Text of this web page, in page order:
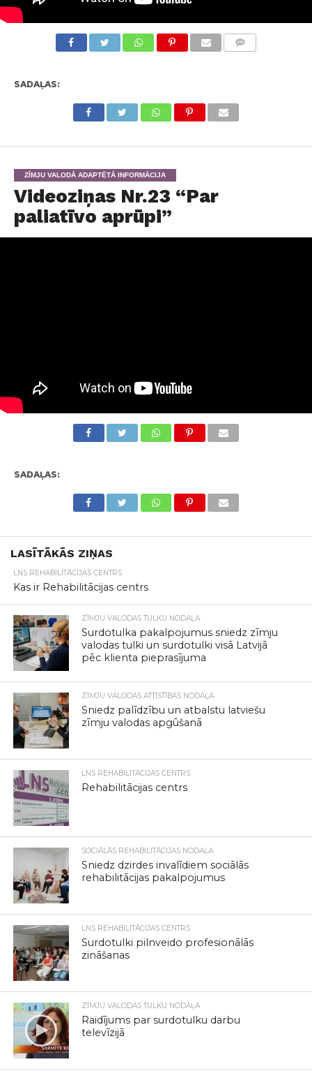
SADAĻAS:
ZĪMJU VALODĀ ADAPTĒTĀ INFORMĀCIJA
Videoziņas Nr.23 “Par
paliatīvo aprūpi”
SADAĻAS:
LASĪTĀKĀS ZIŅAS
LNS REHABILITĀCIJAS CENTRS
Kas ir Rehabilitācijas centrs
ZĪMJU VALODAS TULKU NODAĻA
Surdotulka pakalpojumus sniedz zīmju
valodas tulki un surdotulki visā Latvijā
pēc klienta pieprasījuma
ZĪMJU VALODAS ATTĪSTĪBAS NODAĻA
Sniedz palīdzību un atbalstu latviešu
zīmju valodas apgūšanā
LNS REHABILITĀCIJAS CENTRS
Rehabilitācijas centrs
SOCIĀLĀS REHABILITĀCIJAS NODAĻA
Sniedz dzirdes invalīdiem sociālās
rehabilitācijas pakalpojumus
LNS REHABILITĀCIJAS CENTRS
Surdotulki pilnveido profesionālās
zināšanas
ZĪMJU VALODAS TULKU NODAĻA
Raidījums par surdotulku darbu
televīzijā